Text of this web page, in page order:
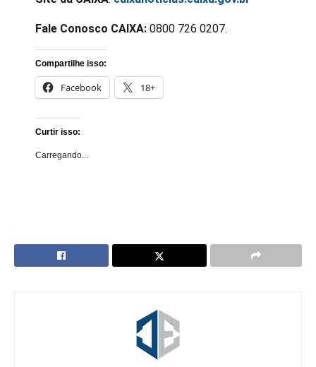
Fale Conosco CAIXA: 0800 726 0207.
Compartilhe isso:
Facebook 18+
Curtir isso:
Carregando...